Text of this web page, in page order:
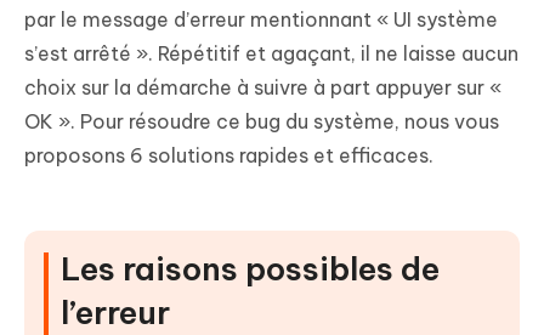
iAnyGo
par le message d’erreur mentionnant « UI système
s’est arrêté ». Répétitif et agaçant, il ne laisse aucun
choix sur la démarche à suivre à part appuyer sur «
OK ». Pour résoudre ce bug du système, nous vous
proposons 6 solutions rapides et efficaces.
Les raisons possibles de
l’erreur